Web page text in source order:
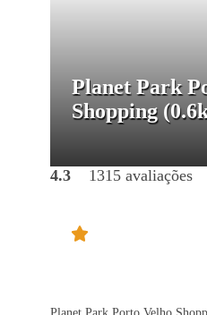
Planet Park
Shopping
4.3 1315 avaliações